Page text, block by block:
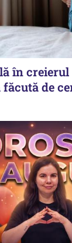
în
făcută de